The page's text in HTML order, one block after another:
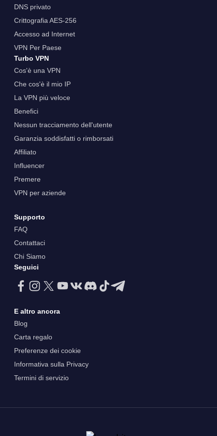
DNS privato
Crittografia AES-256
Accesso ad Internet
VPN Per Paese
Turbo VPN
Cos'è una VPN
Che cos'è il mio IP
La VPN più veloce
Benefici
Nessun tracciamento dell'utente
Garanzia soddisfatti o rimborsati
Affiliato
Influencer
Premere
VPN per aziende
Supporto
FAQ
Contattaci
Chi Siamo
Seguici
E altro ancora
Blog
Carta regalo
Preferenze dei cookie
Informativa sulla Privacy
Termini di servizio